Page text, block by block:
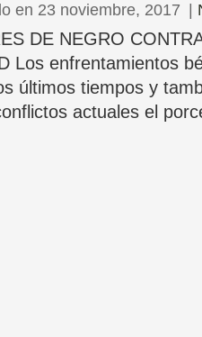
en 23 noviembre, 2017
DE NEGRO
Los enfrentamientos
últimos tiempos y
actuales el